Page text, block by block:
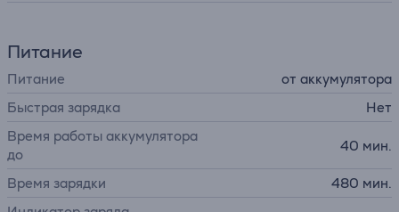
Питание
Питание
от аккумулятора
Быстрая зарядка
Нет
Время работы аккумулятора
до
40 мин.
Время зарядки
480 мин.